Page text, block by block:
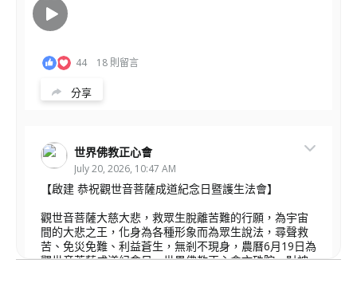
44 18 則留言
分享
世界佛教正心會
July 20, 2026, 10:47 AM
【啟建 恭祝觀世音菩薩成道紀念日暨護生法會】
觀世音菩薩大慈大悲，救眾生脫離苦難的行願，為宇宙
間的大悲之王，化身為各種形象而為眾生說法，尋聲救
苦、免災免難、利益蒼生，無剎不現身，農曆6月19日為
觀世音菩薩成道紀念日，世界佛教正心會文殊院、財神